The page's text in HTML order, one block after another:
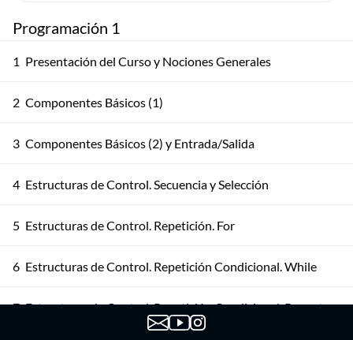
Programación 1
1 Presentación del Curso y Nociones Generales
2 Componentes Básicos (1)
3 Componentes Básicos (2) y Entrada/Salida
4 Estructuras de Control. Secuencia y Selección
5 Estructuras de Control. Repetición. For
6 Estructuras de Control. Repetición Condicional. While
7 Estructuras de Control. Repetición Condicional. Repeat